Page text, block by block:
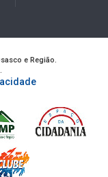
e Região.